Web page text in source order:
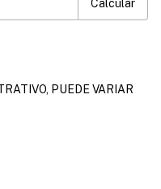
Calcular
PUEDE VARIAR